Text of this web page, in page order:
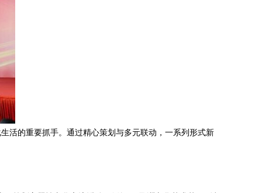
活的重要抓手。通过精心策划与多元联动，一系列形式新